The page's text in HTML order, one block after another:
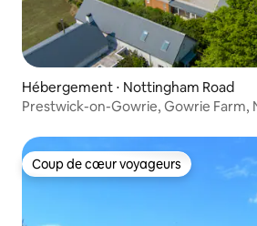
Hébergement ⋅ Nottingham Road
Prestwick-on-Gowrie, Gowrie Farm,
Coup de cœur voyageurs
Coup de cœur voyageurs